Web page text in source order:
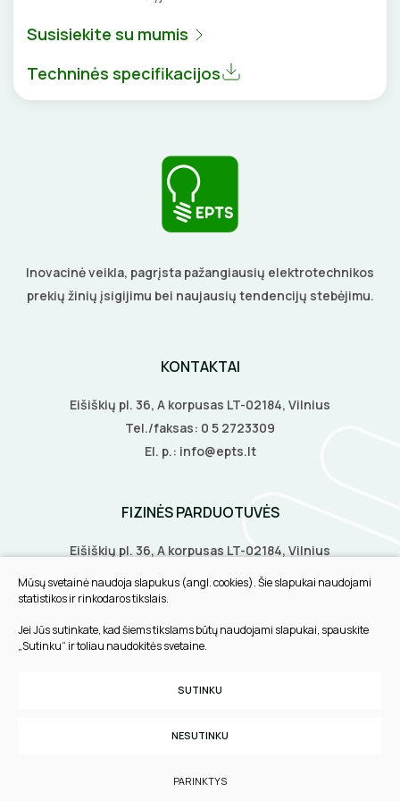
TERMO VAMZDELIAI, PIRŠTINĖS
GRINDINĖS DĖŽUTĖS
BATERIJOS
EL. SKAMBUČIAI
ŽAIBOSAUGA IR ĮŽEMINIMAS
SROVĖS TRANSFORMATORIAI
DAIKTADĖŽĖS
GRĘŽIMO KARŪNOS, GRĄŽTAI
GULSČIUKAI
ETIKEČIŲ SPAUSDINTUVAI
KALIMO ĮRANKIAI
LITAVIMO, KLIJAVIMO ĮRANKIAI
ELEKTRINIAI ĮRANKIAI
Susisiekite su mumis
Techninės specifikacijos
Inovacinė veikla, pagrįsta pažangiausių elektrotechnikos
prekių žinių įsigijimu bei naujausių tendencijų stebėjimu.
KONTAKTAI
Eišiškių pl. 36, A korpusas LT-02184, Vilnius
Tel./faksas: 0 5 2723309
El. p.: info@epts.lt
FIZINĖS PARDUOTUVĖS
Eišiškių pl. 36, A korpusas LT-02184, Vilnius
Biruliškių g. 8, LT-52168, Kaunas
Tilžės g. 60, LT-91108, Klaipėda
INFORMACIJA
Privatumo politika
Sukurta:TEXUS
Mūsų svetainė naudoja slapukus (angl. cookies). Šie slapukai naudojami
statistikos ir rinkodaros tikslais.
Jei Jūs sutinkate, kad šiems tikslams būtų naudojami slapukai, spauskite
„Sutinku“ ir toliau naudokitės svetaine.
SUTINKU
NESUTINKU
PARINKTYS